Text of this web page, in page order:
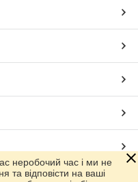
неробочий час і ми не
та відповісти на ваші